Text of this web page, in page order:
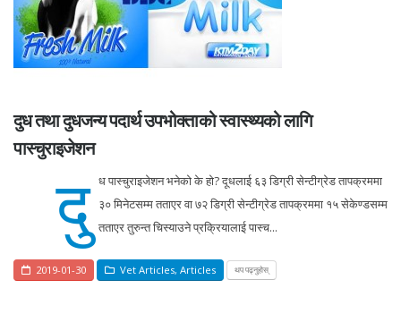
दुध तथा दुधजन्य पदार्थ उपभोक्ताको स्वास्थ्यको लागि
पास्चुराइजेशन
दु ध पास्चुराइजेशन भनेको के हो? दूधलाई ६३ डिग्री सेन्टीग्रेड तापक्रममा
३० मिनेटसम्म तताएर वा ७२ डिग्री सेन्टीग्रेड तापक्रममा १५ सेकेण्डसम्म
तताएर तुरुन्त चिस्याउने प्रक्रियालाई पास्च...
2019-01-30 Vet Articles, Articles थप पढ्नुहोस्